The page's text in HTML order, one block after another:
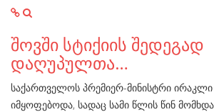
შოვში სტიქიის შედეგად
დაღუპულთა…
საქართველოს პრემიერ-მინისტრი ირაკლი
იმყოფებოდა, სადაც სამი წლის წინ